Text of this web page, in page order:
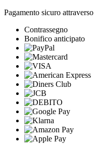
Pagamento sicuro attraverso
Contrassegno
Bonifico anticipato